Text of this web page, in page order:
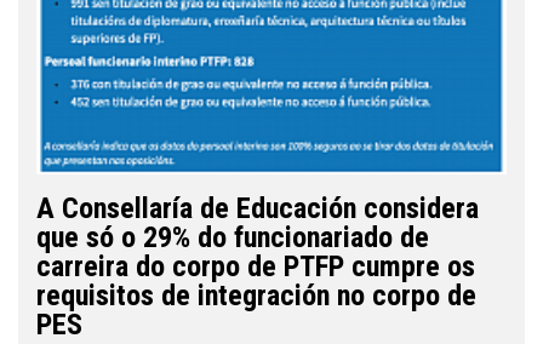
A Consellaría de Educación considera
que só o 29% do funcionariado de
carreira do corpo de PTFP cumpre os
requisitos de integración no corpo de
PES